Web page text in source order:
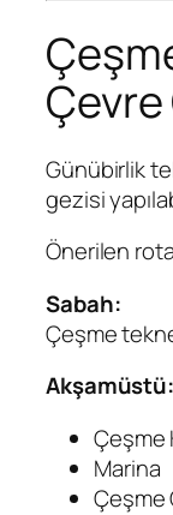
Çevre
Günübirlik
gezisi
Önerilen
Sabah:
Çeşme
Akşamüstü:
Çeşme
Marina
Çeşme